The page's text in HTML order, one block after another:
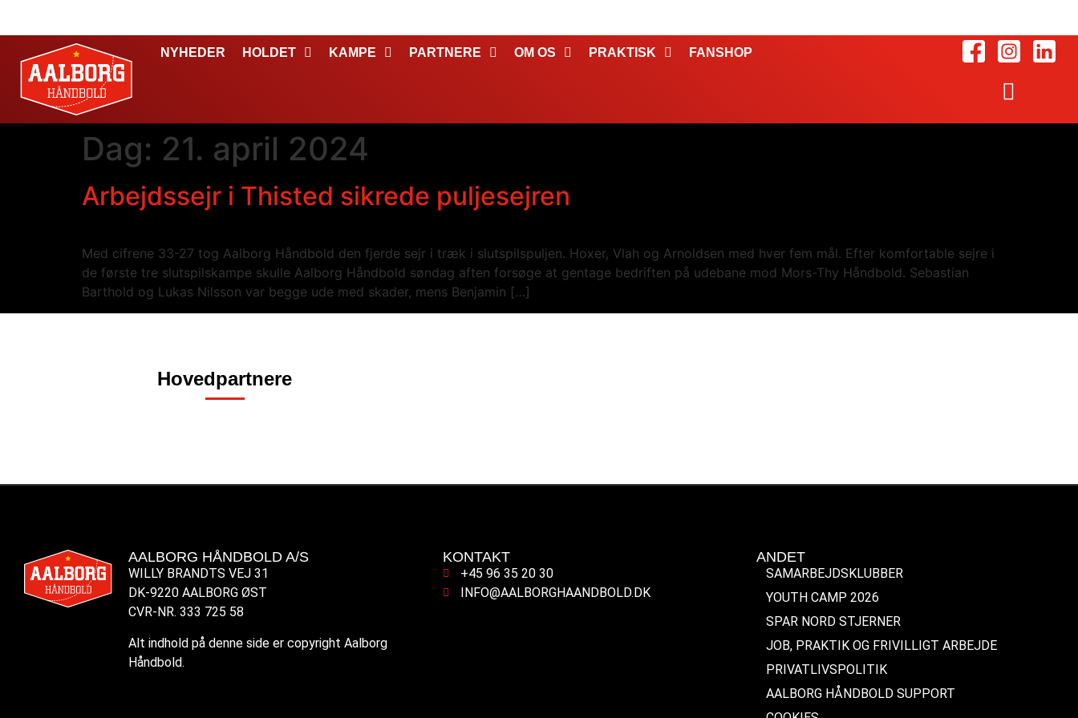
NYHEDER HOLDET KAMPE PARTNERE OM OS PRAKTISK FANSHOP
Dag: 21. april 2024
Arbejdssejr i Thisted sikrede puljesejren
Med cifrene 33-27 tog Aalborg Håndbold den fjerde sejr i træk i slutspilspuljen. Hoxer, Vlah og Arnoldsen med hver fem mål. Efter komfortable sejre i
de første tre slutspilskampe skulle Aalborg Håndbold søndag aften forsøge at gentage bedriften på udebane mod Mors-Thy Håndbold. Sebastian
Barthold og Lukas Nilsson var begge ude med skader, mens Benjamin […]
Hovedpartnere
AALBORG HÅNDBOLD A/S
WILLY BRANDTS VEJ 31
DK-9220 AALBORG ØST
CVR-NR. 333 725 58
Alt indhold på denne side er copyright Aalborg
Håndbold.
KONTAKT
+45 96 35 20 30
INFO@AALBORGHAANDBOLD.DK
ANDET
SAMARBEJDSKLUBBER
YOUTH CAMP 2026
SPAR NORD STJERNER
JOB, PRAKTIK OG FRIVILLIGT ARBEJDE
PRIVATLIVSPOLITIK
AALBORG HÅNDBOLD SUPPORT